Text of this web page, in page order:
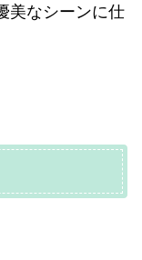
美なシーンに仕